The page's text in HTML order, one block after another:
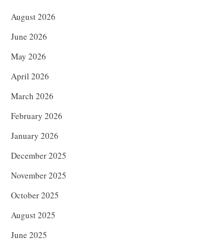
August 2026
June 2026
May 2026
April 2026
March 2026
February 2026
January 2026
December 2025
November 2025
October 2025
August 2025
June 2025